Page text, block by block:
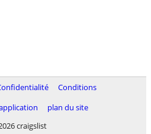
Conditions
plan du site
craigslist